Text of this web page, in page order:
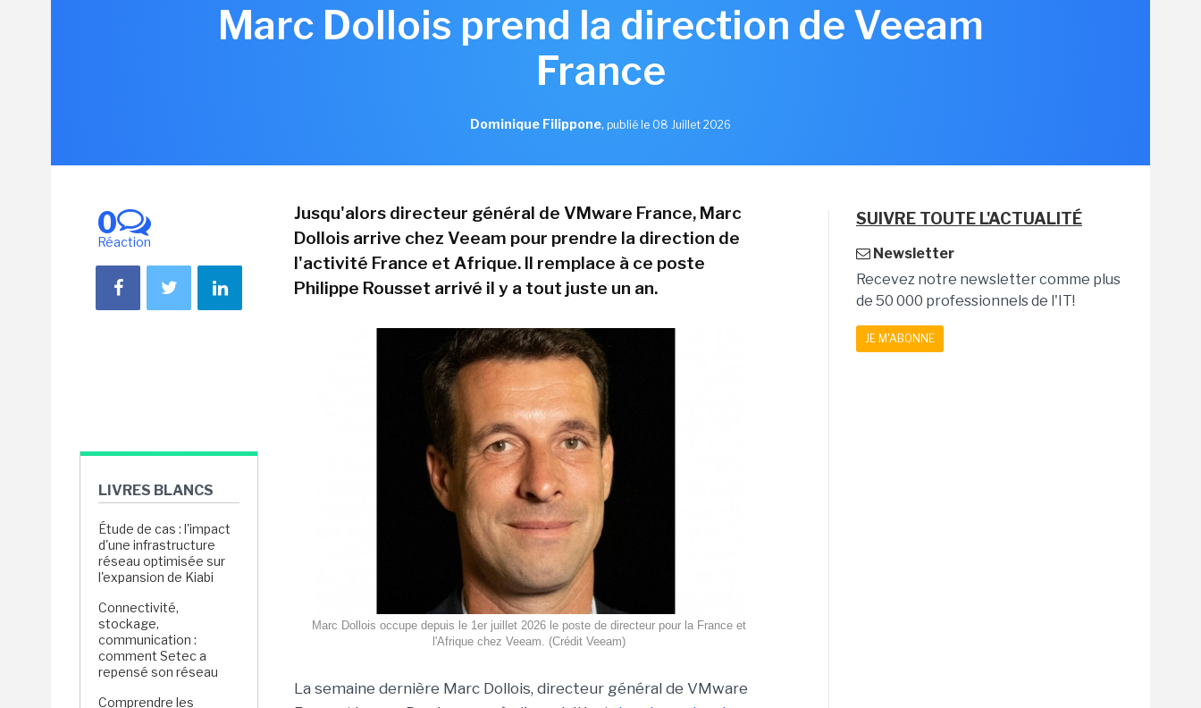
Marc Dollois prend la direction de Veeam
France
Dominique Filippone, publié le 08 Juillet 2026
0
Réaction
LIVRES BLANCS
Étude de cas : l'impact
d'une infrastructure
réseau optimisée sur
l'expansion de Kiabi
Connectivité,
stockage,
communication :
comment Setec a
repensé son réseau
Comprendre les
Jusqu'alors directeur général de VMware France, Marc
Dollois arrive chez Veeam pour prendre la direction de
l'activité France et Afrique. Il remplace à ce poste
Philippe Rousset arrivé il y a tout juste un an.
Marc Dollois occupe depuis le 1er juillet 2026 le poste de directeur pour la France et
l'Afrique chez Veeam. (Crédit Veeam)
La semaine dernière Marc Dollois, directeur général de VMware
SUIVRE TOUTE L'ACTUALITÉ
Newsletter
Recevez notre newsletter comme plus
de 50 000 professionnels de l'IT!
JE M'ABONNE